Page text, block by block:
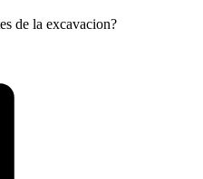
de la excavacion?